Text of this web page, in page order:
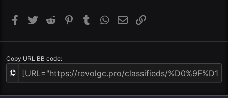
Facebook
TwitterReddit PinterestTumblr WhatsApp
Email Link
Copy URL BB code